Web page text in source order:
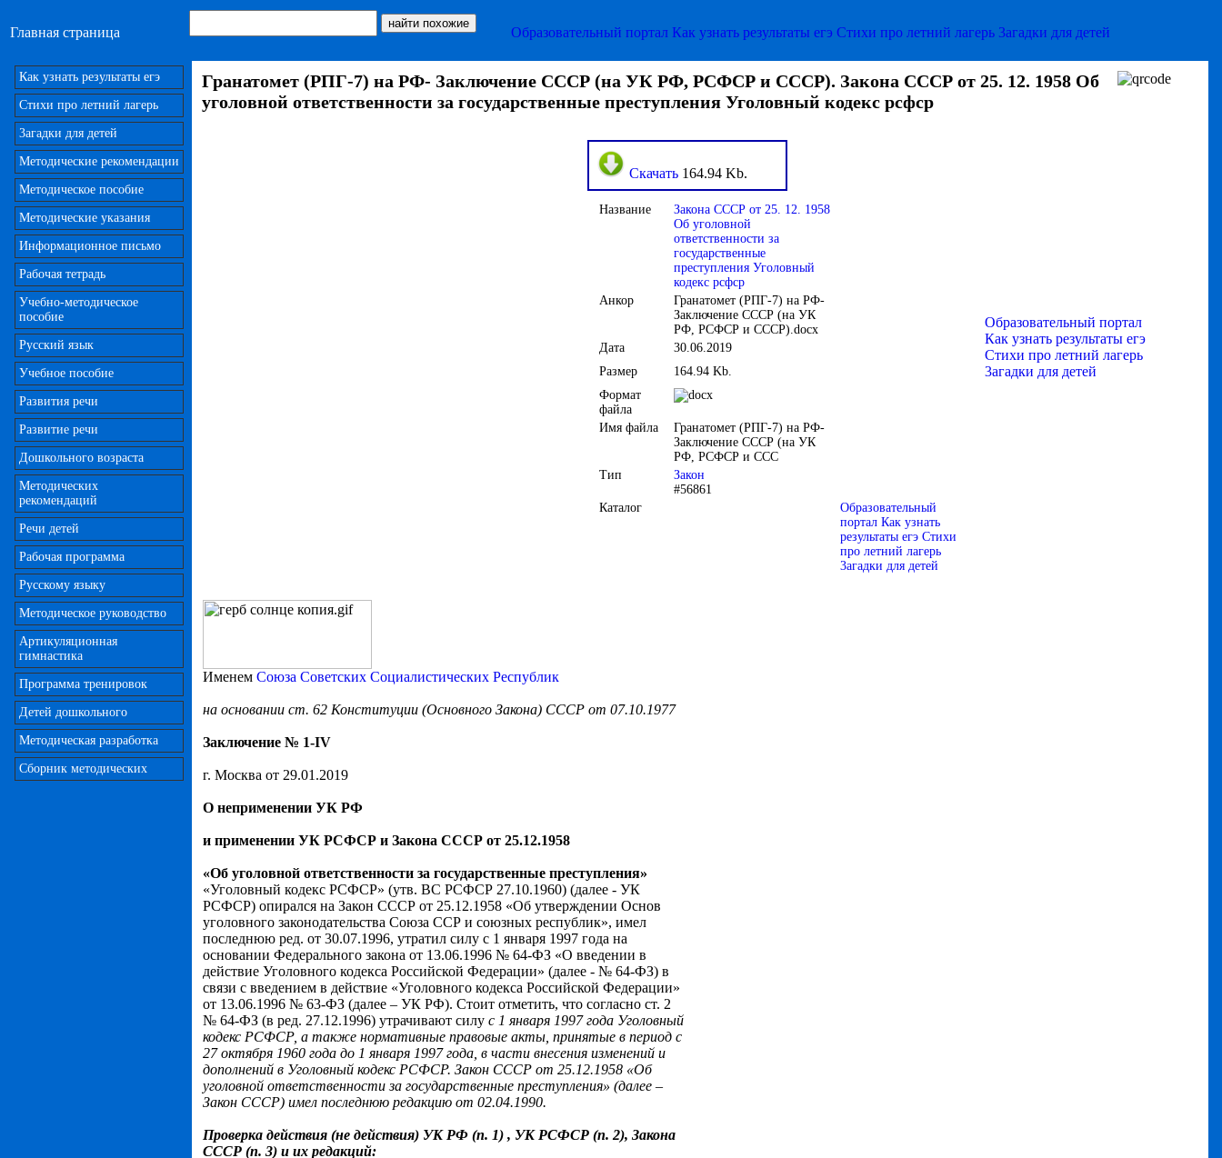
Главная страница Образовательный портал Как узнать результаты егэ Стихи про летний лагерь 3агадки для детей
Как узнать результаты егэ
Стихи про летний лагерь
3агадки для детей
Методические рекомендации
Методическое пособие
Методические указания
Информационное письмо
Рабочая тетрадь
Учебно-методическое
пособие
Русский язык
Учебное пособие
Развития речи
Развитие речи
Дошкольного возраста
Методических
рекомендаций
Речи детей
Рабочая программа
Русскому языку
Методическое руководство
Артикуляционная
гимнастика
Программа тренировок
Детей дошкольного
Методическая разработка
Сборник методических
Гранатомет (РПГ-7) на РФ- Заключение СССР (на УК РФ, РСФСР и СССР). Закона СССР от 25. 12. 1958 Об
уголовной ответственности за государственные преступления Уголовный кодекс рсфср
Скачать 164.94 Kb.
Название
Закона СССР от 25. 12. 1958
Об уголовной
ответственности за
государственные
преступления Уголовный
кодекс рсфср
Анкор
Гранатомет (РПГ-7) на РФ-
Заключение СССР (на УК
РФ, РСФСР и СССР).docx
Дата
30.06.2019
Размер
164.94 Kb.
Формат
файла
Имя файла
Гранатомет (РПГ-7) на РФ-
Заключение СССР (на УК
РФ, РСФСР и ССС
Тип
Закон
#56861
Каталог
Образовательный
портал Как узнать
результаты егэ Стихи
про летний лагерь
3агадки для детей
Образовательный портал
Как узнать результаты егэ
Стихи про летний лагерь
3агадки для детей
Именем Союза Советских Социалистических Республик
на основании ст. 62 Конституции (Основного Закона) СССР от 07.10.1977
Заключение № 1-IV
г. Москва от 29.01.2019
О неприменении УК РФ
и применении УК РСФСР и Закона СССР от 25.12.1958
«Об уголовной ответственности за государственные преступления»
«Уголовный кодекс РСФСР» (утв. ВС РСФСР 27.10.1960) (далее - УК
РСФСР) опирался на Закон СССР от 25.12.1958 «Об утверждении Основ
уголовного законодательства Союза ССР и союзных республик», имел
последнюю ред. от 30.07.1996, утратил силу с 1 января 1997 года на
основании Федерального закона от 13.06.1996 № 64-ФЗ «О введении в
действие Уголовного кодекса Российской Федерации» (далее - № 64-ФЗ) в
связи с введением в действие «Уголовного кодекса Российской Федерации»
от 13.06.1996 № 63-ФЗ (далее – УК РФ). Стоит отметить, что согласно ст. 2
№ 64-ФЗ (в ред. 27.12.1996) утрачивают силу с 1 января 1997 года Уголовный
кодекс РСФСР, а также нормативные правовые акты, принятые в период с
27 октября 1960 года до 1 января 1997 года, в части внесения изменений и
дополнений в Уголовный кодекс РСФСР. Закон СССР от 25.12.1958 «Об
уголовной ответственности за государственные преступления» (далее –
Закон СССР) имел последнюю редакцию от 02.04.1990.
Проверка действия (не действия) УК РФ (п. 1) , УК РСФСР (п. 2), Закона
СССР (п. 3) и их редакций: